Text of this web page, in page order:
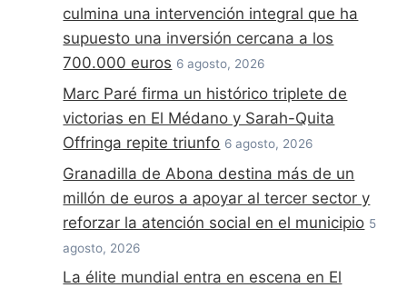
culmina una intervención integral que ha
supuesto una inversión cercana a los
700.000 euros 6 agosto, 2026
Marc Paré firma un histórico triplete de
victorias en El Médano y Sarah-Quita
Offringa repite triunfo 6 agosto, 2026
Granadilla de Abona destina más de un
millón de euros a apoyar al tercer sector y
reforzar la atención social en el municipio 5
agosto, 2026
La élite mundial entra en escena en El